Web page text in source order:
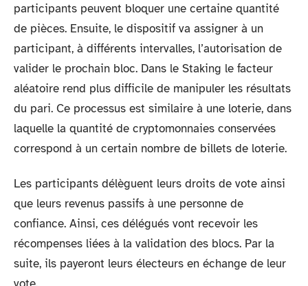
participants peuvent bloquer une certaine quantité
de pièces. Ensuite, le dispositif va assigner à un
participant, à différents intervalles, l’autorisation de
valider le prochain bloc. Dans le Staking le facteur
aléatoire rend plus difficile de manipuler les résultats
du pari. Ce processus est similaire à une loterie, dans
laquelle la quantité de cryptomonnaies conservées
correspond à un certain nombre de billets de loterie.
Les participants délèguent leurs droits de vote ainsi
que leurs revenus passifs à une personne de
confiance. Ainsi, ces délégués vont recevoir les
récompenses liées à la validation des blocs. Par la
suite, ils payeront leurs électeurs en échange de leur